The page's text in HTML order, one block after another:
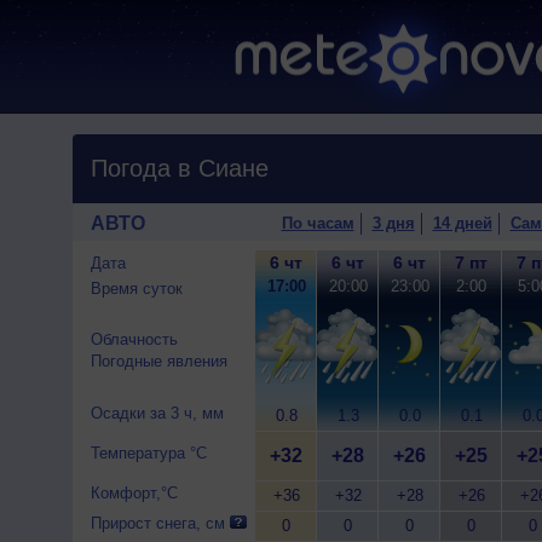
Погода в Сиане
АВТО По часам 3 дня 14 дней
Дата
Время суток
Облачность
Погодные явления
Осадки за 3 ч, мм
Температура °C
Комфорт,°C
Прирост снега, см
6 чт
17:00
0.8
+32
+36
0
6 чт
20:00
1.3
+28
+32
0
6 чт
23:00
0.0
+26
+28
0
7 пт
2:00
0.1
+25
+26
0
7
0